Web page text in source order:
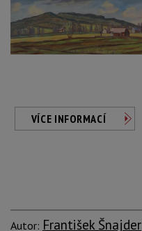
VÍCE INFORMACÍ
Autor: František Šnajder